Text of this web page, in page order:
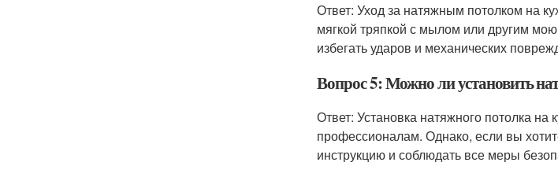
Ответ: Уход за натяжным потолком на
мягкой тряпкой с мылом или другим
избегать ударов и механических
Вопрос 5: Можно ли установить
Ответ: Установка натяжного потолка
профессионалам. Однако, если вы
инструкцию и соблюдать все меры